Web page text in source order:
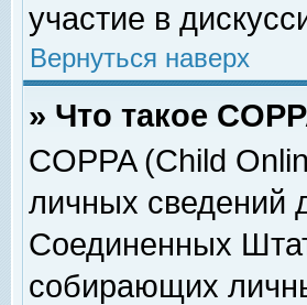
участие в
Вернуться наверх
» Что такое
COPPA (Child
личных сведений
Соединенных
собирающих